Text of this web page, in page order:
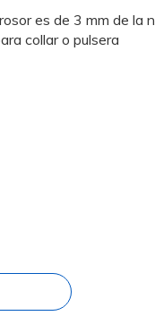
es de 3 mm de la
collar o pulsera